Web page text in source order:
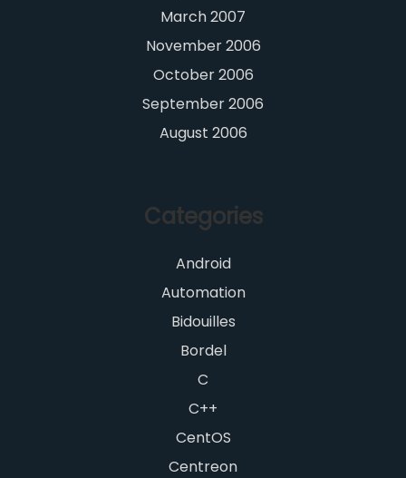
March 2007
November 2006
October 2006
September 2006
August 2006
Categories
Android
Automation
Bidouilles
Bordel
C
C++
CentOS
Centreon